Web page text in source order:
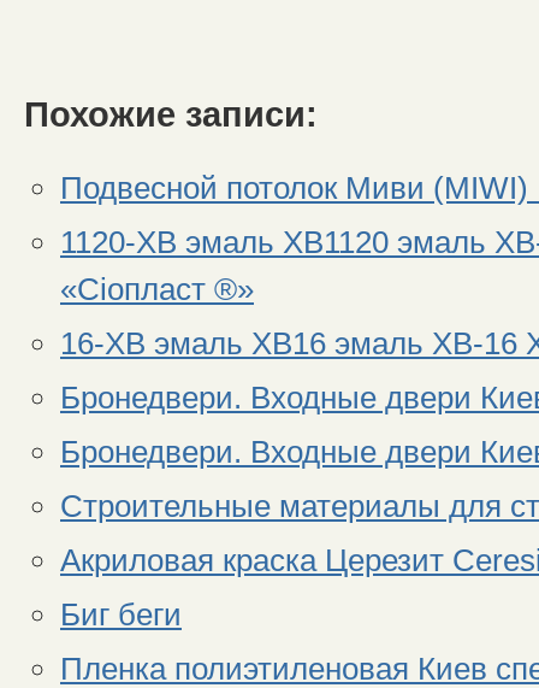
Похожие записи:
Подвесной потолок Миви
1120-ХВ эмаль ХВ1120 эмаль
«Сіопласт ®»
16-ХВ эмаль ХВ16 эмаль ХВ-16
Бронедвери. Входные двери
Бронедвери. Входные двери
Строительные материалы для
Акриловая краска Церезит
Биг беги
Пленка полиэтиленовая Киев